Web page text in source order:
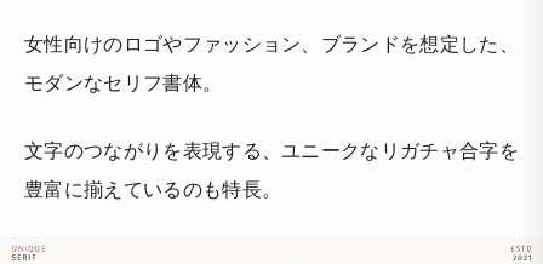
女性向けのロゴやファッション、ブランドを想定した、
モダンなセリフ書体。
文字のつながりを表現する、ユニークなリガチャ合字を
豊富に揃えているのも特長。